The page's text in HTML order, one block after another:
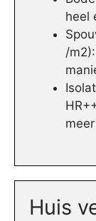
heel
/
Huis